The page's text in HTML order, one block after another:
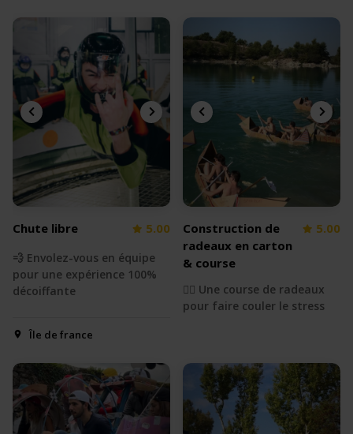
Chute libre 5.00
💨 Envolez-vous en équipe
pour une expérience 100%
décoiffante
Île de france
Construction de
radeaux en carton
& course
5.00
🚣‍♀️ Une course de radeaux
pour faire couler le stress